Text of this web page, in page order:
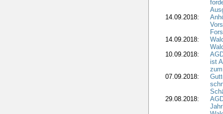
14.09.2018:
14.09.2018:
10.09.2018:
ist
07.09.2018:
29.08.2018: